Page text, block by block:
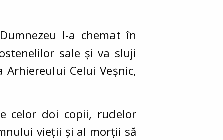
l-a chemat în
sale și va sluji
Celui Veșnic,
celor doi copii, rudelor
vieții și al morții să